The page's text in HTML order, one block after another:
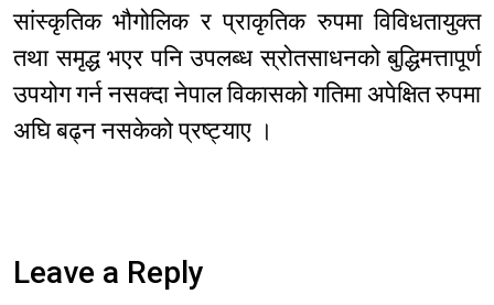
सांस्कृतिक भौगोलिक र प्राकृतिक रुपमा विविधतायुक्त
तथा समृद्ध भएर पनि उपलब्ध स्रोतसाधनको बुद्धिमत्तापूर्ण
उपयोग गर्न नसक्दा नेपाल विकासको गतिमा अपेक्षित रुपमा
अघि बढ्न नसकेको प्रष्ट्याए ।
Leave a Reply